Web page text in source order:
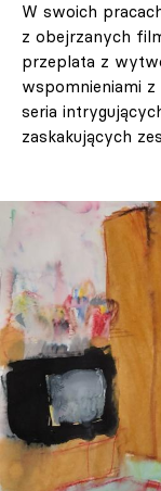
W swoich
z obejrzanych
przeplata z
wspomnieniami
seria
zaskakujących